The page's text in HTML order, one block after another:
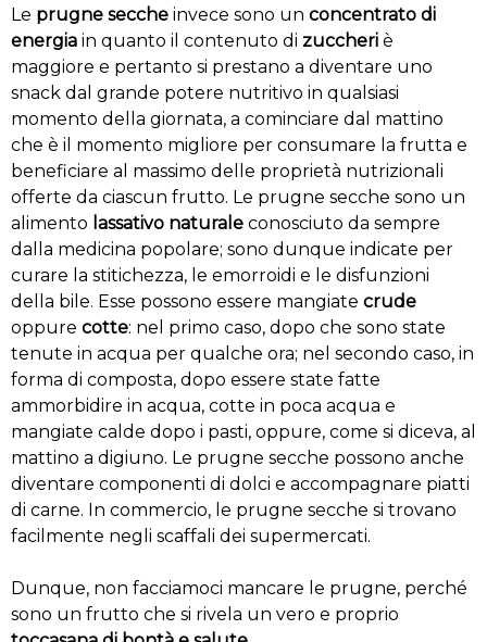
Le prugne secche invece sono un concentrato di
energia in quanto il contenuto di zuccheri è
maggiore e pertanto si prestano a diventare uno
snack dal grande potere nutritivo in qualsiasi
momento della giornata, a cominciare dal mattino
che è il momento migliore per consumare la frutta e
beneficiare al massimo delle proprietà nutrizionali
offerte da ciascun frutto. Le prugne secche sono un
alimento lassativo naturale conosciuto da sempre
dalla medicina popolare; sono dunque indicate per
curare la stitichezza, le emorroidi e le disfunzioni
della bile. Esse possono essere mangiate crude
oppure cotte: nel primo caso, dopo che sono state
tenute in acqua per qualche ora; nel secondo caso, in
forma di composta, dopo essere state fatte
ammorbidire in acqua, cotte in poca acqua e
mangiate calde dopo i pasti, oppure, come si diceva, al
mattino a digiuno. Le prugne secche possono anche
diventare componenti di dolci e accompagnare piatti
di carne. In commercio, le prugne secche si trovano
facilmente negli scaffali dei supermercati.
Dunque, non facciamoci mancare le prugne, perché
sono un frutto che si rivela un vero e proprio